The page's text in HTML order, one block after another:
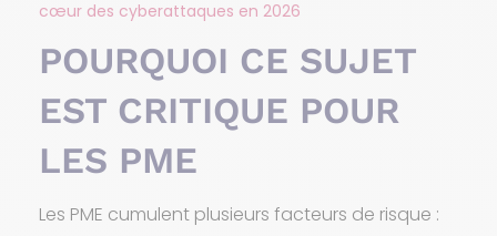
cœur des cyberattaques en 2026
POURQUOI CE SUJET
EST CRITIQUE POUR
LES PME
Les PME cumulent plusieurs facteurs de risque :